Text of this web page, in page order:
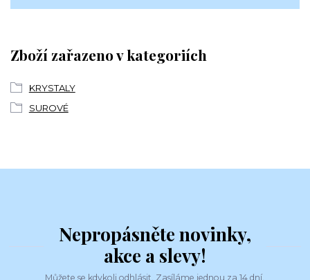
Zboží zařazeno v kategoriích
KRYSTALY
SUROVÉ
Nepropásněte novinky,
akce a slevy!
Můžete se kdykoli odhlásit. Zasíláme jednou za 14 dní.